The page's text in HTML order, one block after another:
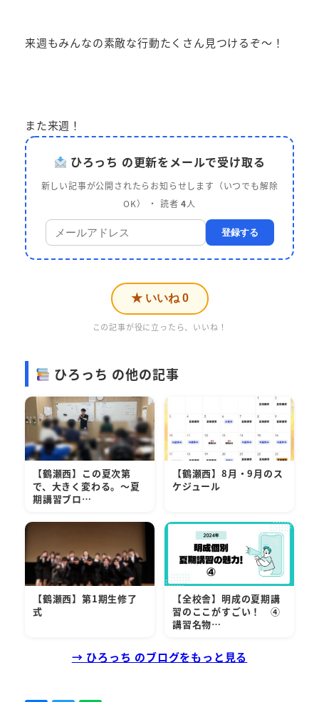
来週もみんなの素敵な行動たくさん見つけるぞ～！
また来週！
ひろっち の更新をメールで受け取る
新しい記事が公開されたらお知らせします（いつでも解除
OK） ・ 読者4人
登録する
★ いいね 0
この記事が役に立ったら、いいね！
ひろっち の他の記事
【鶴瀬西】この夏次第
で、大きく変わる。～夏
期講習ブロ…
【鶴瀬西】8月・9月のス
ケジュール
【鶴瀬西】第1期生修了
式
【全校舎】明成の夏期講
習のここがすごい！ ④
講習名物…
→ ひろっち のブログをもっと見る